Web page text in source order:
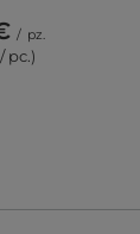
/ pz.
pc.)